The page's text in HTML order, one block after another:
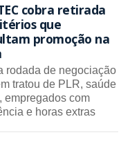
cobra retirada
que
promoção na
rodada de negociação
tratou de PLR, saúde
empregados com
e horas extras